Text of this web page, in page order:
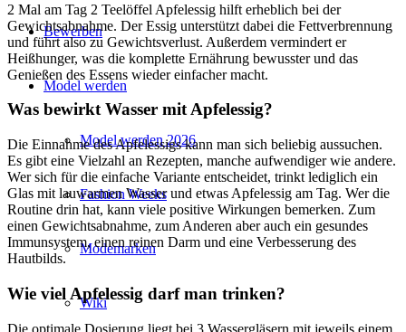
Bewerben
Model werden
Model werden 2026
Fashion Weeks
Modemarken
Wiki
2 Mal am Tag 2 Teelöffel Apfelessig hilft erheblich bei der
Gewichtsabnahme. Der Essig unterstützt dabei die Fettverbrennung
und führt also zu Gewichtsverlust. Außerdem vermindert er
Heißhunger, was die komplette Ernährung bewusster und das
Genießen des Essens wieder einfacher macht.
Was bewirkt Wasser mit Apfelessig?
Die Einnahme des Apfelessigs kann man sich beliebig aussuchen.
Es gibt eine Vielzahl an Rezepten, manche aufwendiger wie andere.
Wer sich für die einfache Variante entscheidet, trinkt lediglich ein
Glas mit lauwarmen Wasser und etwas Apfelessig am Tag. Wer die
Routine drin hat, kann viele positive Wirkungen bemerken. Zum
einen Gewichtsabnahme, zum Anderen aber auch ein gesundes
Immunsystem, einen reinen Darm und eine Verbesserung des
Hautbilds.
Wie viel Apfelessig darf man trinken?
Die optimale Dosierung liegt bei 3 Wassergläsern mit jeweils einem